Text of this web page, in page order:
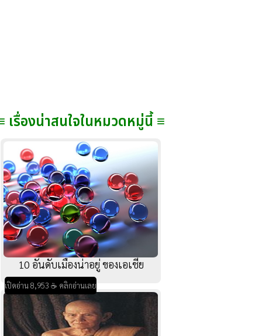
เรื่องน่าสนใจในหมวดหมู่นี้ ≡
10 อันดับเมืองน่าอยู่ ของเอเชีย
เปิดอ่าน 8,953 ☕ คลิกอ่านเลย